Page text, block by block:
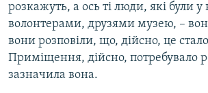
розкажуть, а ось ті люди, які були у
волонтерами, друзями музею, –
вони розповіли, що, дійсно, це
Приміщення, дійсно, потребувало
зазначила вона.